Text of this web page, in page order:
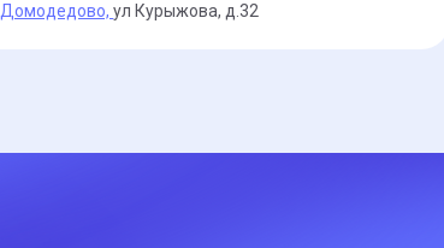
Домодедово,ул Курыжова, д.32